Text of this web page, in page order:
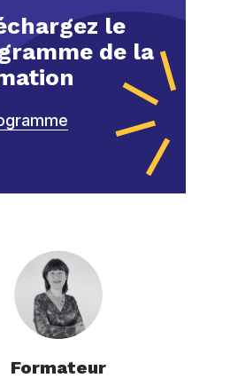
le
de la
Formateur